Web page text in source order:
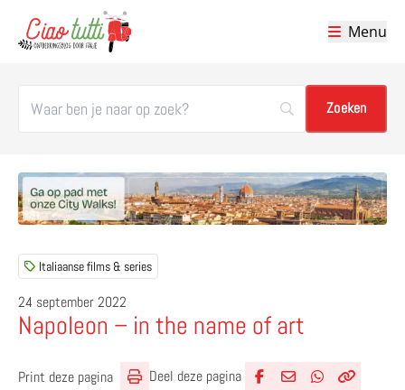
Menu
Italiaanse films & series
24 september 2022
Napoleon – in the name of art
Print deze pagina Deel deze pagina